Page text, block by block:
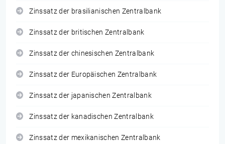
Zinssatz der brasilianischen Zentralbank
Zinssatz der britischen Zentralbank
Zinssatz der chinesischen Zentralbank
Zinssatz der Europäischen Zentralbank
Zinssatz der japanischen Zentralbank
Zinssatz der kanadischen Zentralbank
Zinssatz der mexikanischen Zentralbank